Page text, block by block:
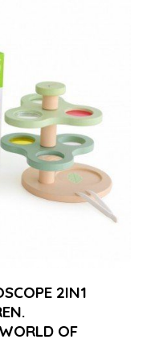
2IN1
OF